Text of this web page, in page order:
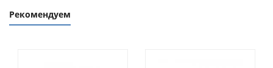
Рекомендуем